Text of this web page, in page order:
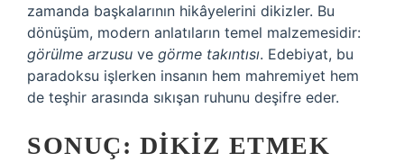
zamanda başkalarının hikâyelerini dikizler. Bu
dönüşüm, modern anlatıların temel malzemesidir:
görülme arzusu ve görme takıntısı. Edebiyat, bu
paradoksu işlerken insanın hem mahremiyet hem
de teşhir arasında sıkışan ruhunu deşifre eder.
SONUÇ: DIKIZ ETMEK